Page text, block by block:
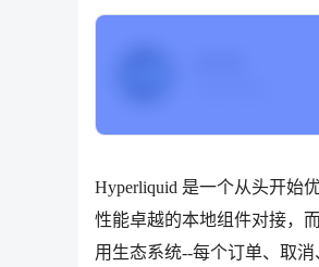
Hyperliquid 是一个从头开始
性能卓越的本地组件对接，
用生态系统--每个订单、取